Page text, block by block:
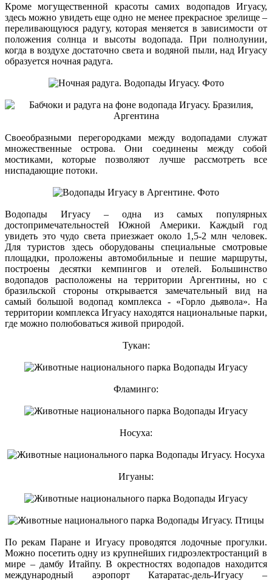
Кроме могущественной красоты самих водопадов Игуасу,
здесь можно увидеть еще одно не менее прекрасное зрелище –
переливающуюся радугу, которая меняется в зависимости от
положения солнца и высоты водопада. При полнолунии,
когда в воздухе достаточно света и водяной пыли, над Игуасу
образуется ночная радуга.
Своеобразными перегородками между водопадами служат
множественные острова. Они соединены между собой
мостиками, которые позволяют лучше рассмотреть все
ниспадающие потоки.
Водопады Игуасу – одна из самых популярных
достопримечательностей Южной Америки. Каждый год
увидеть это чудо света приезжает около 1,5-2 млн человек.
Для туристов здесь оборудованы специальные смотровые
площадки, проложены автомобильные и пешие маршруты,
построены десятки кемпингов и отелей. Большинство
водопадов расположены на территории Аргентины, но с
бразильской стороны открывается замечательный вид на
самый большой водопад комплекса - «Горло дьявола». На
территории комплекса Игуасу находятся национальные парки,
где можно полюбоваться живой природой.
Тукан:
Фламинго:
Носуха:
Игуаны:
По рекам Паране и Игуасу проводятся лодочные прогулки.
Можно посетить одну из крупнейших гидроэлектростанций в
мире – дамбу Итайпу. В окрестностях водопадов находится
международный аэропорт Катаратас-дель-Игуасу –